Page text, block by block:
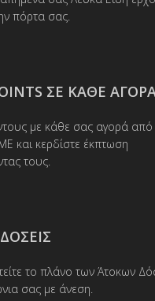
σελίδα
του
πόρτα σας.
ΣΕ ΚΑΘΕ
με κάθε σας αγορά από
και κερδίστε έκπτωση
τους.
το πλάνο των Άτοκων
σας με άνεση.